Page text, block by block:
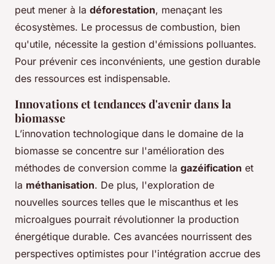
peut mener à la déforestation, menaçant les
écosystèmes. Le processus de combustion, bien
qu'utile, nécessite la gestion d'émissions polluantes.
Pour prévenir ces inconvénients, une gestion durable
des ressources est indispensable.
Innovations et tendances d'avenir dans la
biomasse
L’innovation technologique dans le domaine de la
biomasse se concentre sur l'amélioration des
méthodes de conversion comme la gazéification et
la méthanisation. De plus, l'exploration de
nouvelles sources telles que le miscanthus et les
microalgues pourrait révolutionner la production
énergétique durable. Ces avancées nourrissent des
perspectives optimistes pour l'intégration accrue des